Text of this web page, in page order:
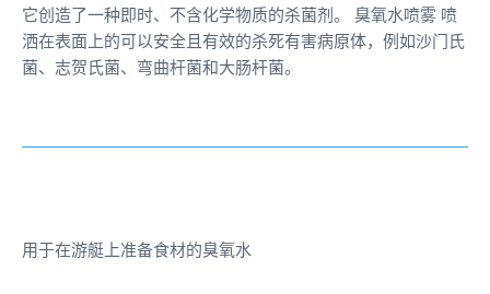
它创造了一种即时、不含化学物质的杀菌剂。 臭氧水喷雾 喷
洒在表面上的可以安全且有效的杀死有害病原体，例如沙门氏
菌、志贺氏菌、弯曲杆菌和大肠杆菌。
用于在游艇上准备食材的臭氧水